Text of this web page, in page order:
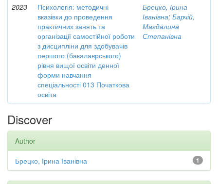
2023
Психологія: методичні
вказівки до проведення
практичних занять та
організації самостійної роботи
з дисципліни для здобувачів
першого (бакалаврського)
рівня вищої освіти денної
форми навчання
спеціальності 013 Початкова
освіта
Брецко, Ірина
Іванівна; Барчій,
Магдалина
Степанівна
Discover
Author
1
Брецко, Ірина Іванівна